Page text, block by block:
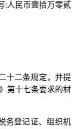
:人民币壹拾万零贰
十二条规定，并提
第十七条要求的材
务登记证、组织机